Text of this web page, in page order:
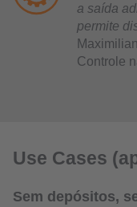
a saída
permite
Controle
Use Cases
Sem depósitos,